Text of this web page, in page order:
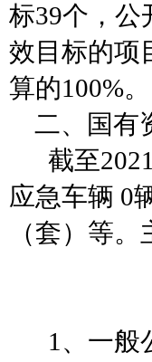
标39个，公
效目标的项
算的100%。
二、国有
截至
应急车辆 0
（套）等
1、 一般